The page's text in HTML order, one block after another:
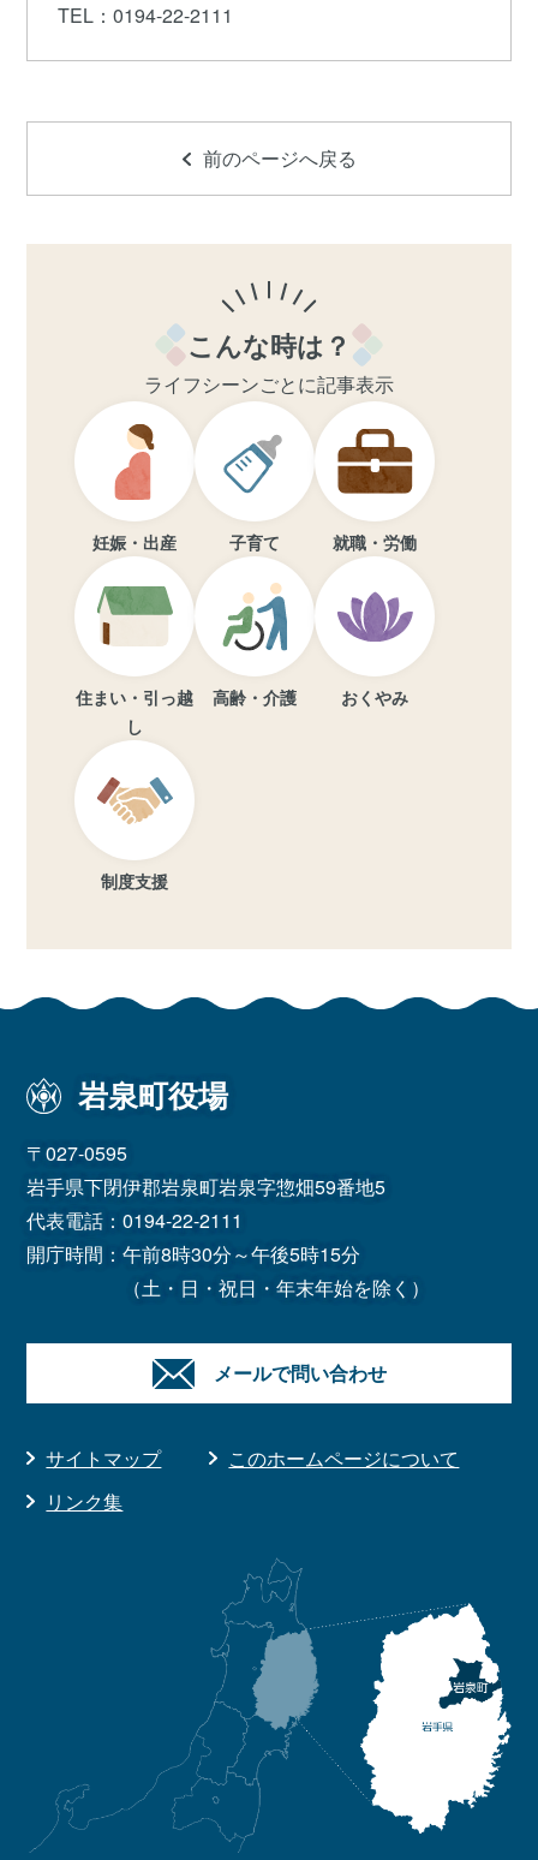
TEL ：0194-22-2111
前のページへ戻る
こんな時は？
ライフシーンごとに記事表示
妊娠・出産 子育て 就職・労働
住まい・引っ越
し
高齢・介護 おくやみ
制度支援
岩泉町役場
〒027-0595
岩手県下閉伊郡岩泉町岩泉字惣畑59番地5
代表電話：0194-22-2111
開庁時間：午前8時30分～午後5時15分
（土・日・祝日・年末年始を除く）
メールで問い合わせ
サイトマップ
このホームページについて
リンク集